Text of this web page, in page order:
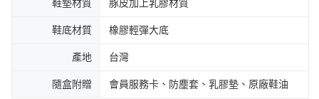
鞋墊材質 豚皮加上乳膠材質
鞋底材質 橡膠輕彈大底
產地 台灣
隨盒附贈 會員服務卡、防塵套、乳膠墊、原廠鞋油